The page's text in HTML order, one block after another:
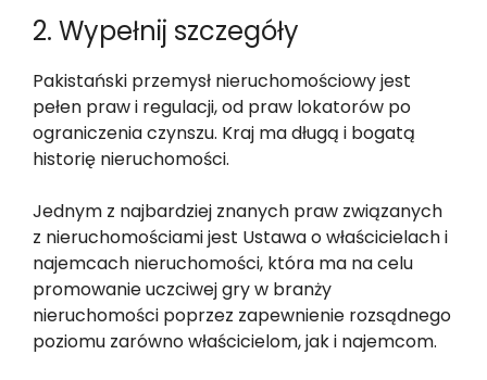
2. Wypełnij szczegóły
Pakistański przemysł nieruchomościowy jest
pełen praw i regulacji, od praw lokatorów po
ograniczenia czynszu. Kraj ma długą i bogatą
historię nieruchomości.
Jednym z najbardziej znanych praw związanych
z nieruchomościami jest Ustawa o właścicielach i
najemcach nieruchomości, która ma na celu
promowanie uczciwej gry w branży
nieruchomości poprzez zapewnienie rozsądnego
poziomu zarówno właścicielom, jak i najemcom.